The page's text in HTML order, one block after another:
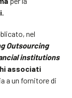
nel
Outsourcing
institutions
associati
a un fornitore di